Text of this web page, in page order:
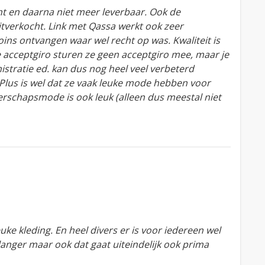
en daarna niet meer leverbaar. Ook de
Link met Qassa werkt ook zeer
ontvangen waar wel recht op was. Kwaliteit is
sturen ze geen acceptgiro mee, maar je
ed. kan dus nog heel veel verbeterd
is wel dat ze vaak leuke mode hebben voor
is ook leuk (alleen dus meestal niet
kleding. En heel divers er is voor iedereen wel
maar ook dat gaat uiteindelijk ook prima